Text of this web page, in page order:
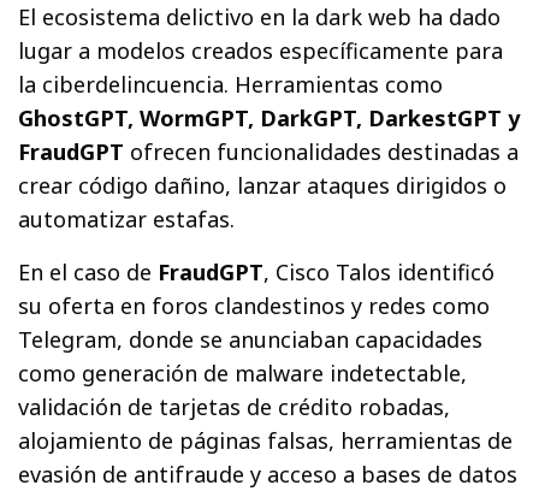
El ecosistema delictivo en la dark web ha dado
lugar a modelos creados específicamente para
la ciberdelincuencia. Herramientas como
GhostGPT, WormGPT, DarkGPT, DarkestGPT y
FraudGPT ofrecen funcionalidades destinadas a
crear código dañino, lanzar ataques dirigidos o
automatizar estafas.
En el caso de FraudGPT, Cisco Talos identificó
su oferta en foros clandestinos y redes como
Telegram, donde se anunciaban capacidades
como generación de malware indetectable,
validación de tarjetas de crédito robadas,
alojamiento de páginas falsas, herramientas de
evasión de antifraude y acceso a bases de datos